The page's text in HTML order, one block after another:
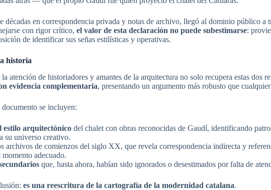
décadas en correspondencia privada y notas de archivo, llegó al dominio público a
con rigor crítico, el valor de esta declaración no puede subestimarse:
de identificar sus señas estilísticas y operativas.
historia
atención de historiadores y amantes de la arquitectura no solo recupera estas dos
evidencia complementaria, presentando un argumento más robusto que
se incluyen:
estilo arquitectónico del chalet con obras reconocidas de Gaudí, identificando
su universo creativo.
archivos de comienzos del siglo XX, que revela correspondencia indirecta y
adecuado.
que, hasta ahora, habían sido ignorados o desestimados por falta de
es una reescritura de la cartografía de la modernidad catalana.